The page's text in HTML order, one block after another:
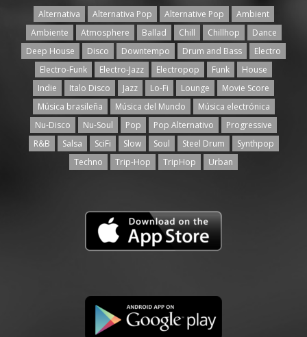
Alternativa Alternativa Pop Alternative Pop
Ambient
Ambiente
Atmosphere Ballad Chill Chillhop
Dance
Deep House
Disco Downtempo Drum and Bass
Electro
Electro-Funk
Electro-Jazz Electropop Funk
House
Indie
Italo Disco Jazz Lo-Fi Lounge
Movie Score
Música brasileña
Música del Mundo
Música electrónica
Nu-Disco
Nu-Soul Pop Pop Alternativo
Progressive
R&B
Salsa SciFi Slow Soul Steel Drum
Synthpop
Techno
Trip-Hop TripHop Urban